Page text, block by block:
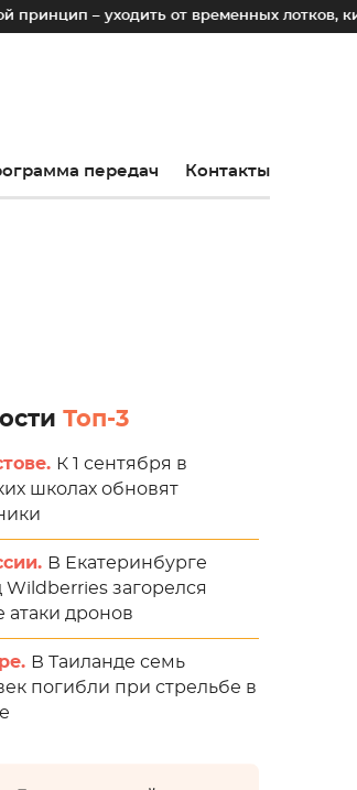
от временных лотков, киосков и
передач Контакты
Топ-3
К 1 сентября в
школах обновят
В Екатеринбурге
Wildberries загорелся
атаки дронов
В Таиланде семь
погибли при стрельбе в